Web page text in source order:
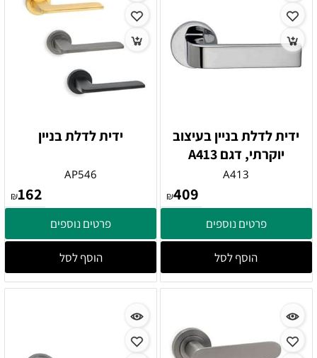
ידית לדלת בניין בעיצוב
יוקרתי, דגם A413
A413
₪409
פרטים נוספים
הוסף לסל
ידית לדלת בניין
AP546
₪162
פרטים נוספים
הוסף לסל